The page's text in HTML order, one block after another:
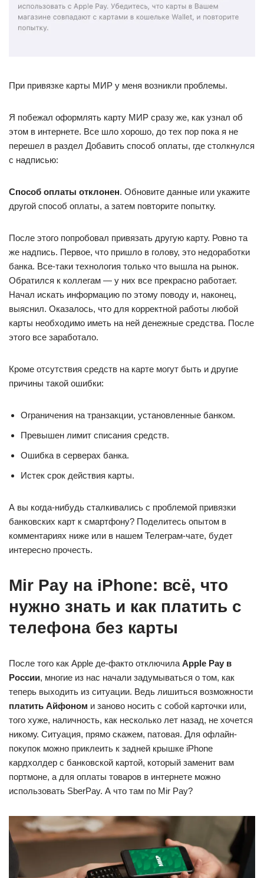
При привязке карты МИР у меня возникли проблемы.
Я побежал оформлять карту МИР сразу же, как узнал об
этом в интернете. Все шло хорошо, до тех пор пока я не
перешел в раздел Добавить способ оплаты, где столкнулся
с надписью:
Способ оплаты отклонен. Обновите данные или укажите
другой способ оплаты, а затем повторите попытку.
После этого попробовал привязать другую карту. Ровно та
же надпись. Первое, что пришло в голову, это недоработки
банка. Все-таки технология только что вышла на рынок.
Обратился к коллегам — у них все прекрасно работает.
Начал искать информацию по этому поводу и, наконец,
выяснил. Оказалось, что для корректной работы любой
карты необходимо иметь на ней денежные средства. После
этого все заработало.
Кроме отсутствия средств на карте могут быть и другие
причины такой ошибки:
Ограничения на транзакции, установленные банком.
Превышен лимит списания средств.
Ошибка в серверах банка.
Истек срок действия карты.
А вы когда-нибудь сталкивались с проблемой привязки
банковских карт к смартфону? Поделитесь опытом в
комментариях ниже или в нашем Телеграм-чате, будет
интересно прочесть.
Mir Pay на iPhone: всё, что
нужно знать и как платить с
телефона без карты
После того как Apple де-факто отключила Apple Pay в
России, многие из нас начали задумываться о том, как
теперь выходить из ситуации. Ведь лишиться возможности
платить Айфоном и заново носить с собой карточки или,
того хуже, наличность, как несколько лет назад, не хочется
никому. Ситуация, прямо скажем, патовая. Для офлайн-
покупок можно приклеить к задней крышке iPhone
кардхолдер с банковской картой, который заменит вам
портмоне, а для оплаты товаров в интернете можно
использовать SberPay. А что там по Mir Pay?